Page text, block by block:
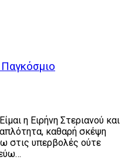
η Ειρήνη Στεριανού και
καθαρή σκέψη
στις υπερβολές ούτε